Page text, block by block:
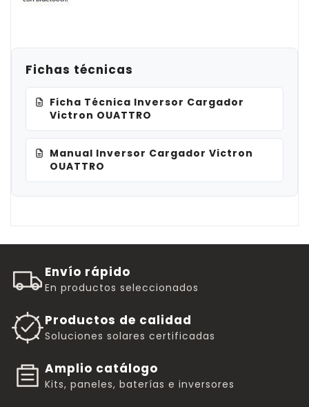
Fichas técnicas
Ficha Técnica Inversor Cargador
Victron OUATTRO
Manual Inversor Cargador Victron
OUATTRO
Envío rápido
En productos seleccionados
Productos de calidad
Soluciones solares certificadas
Amplio catálogo
Kits, paneles, baterías e inversores